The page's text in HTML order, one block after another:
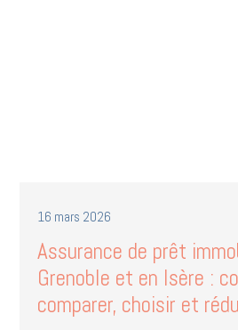
16 mars 2026
Assurance de prêt
Grenoble et en Isère :
comparer, choisir et